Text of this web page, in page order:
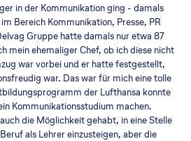
in der Kommunikation ging - damals
Bereich Kommunikation, Presse, PR
Gruppe hatte damals nur etwa 87
mein ehemaliger Chef, ob ich diese nicht
war vorbei und er hatte festgestellt,
war. Das war für mich eine tolle
der Lufthansa konnte
Kommunikationsstudium machen.
die Möglichkeit gehabt, in eine Stelle
als Lehrer einzusteigen, aber die